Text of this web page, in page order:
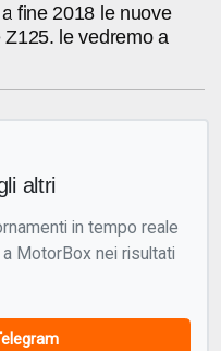
fine 2018 le nuove
Z125. le vedremo a
altri
in tempo reale
MotorBox nei risultati